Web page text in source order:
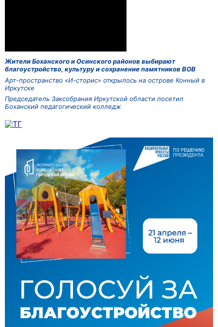
Жители Боханского и Осинского районов выбирают
благоустройство, культуру и сохранение памятников ВОВ
Арт-пространство «И-сторис» открылось на острове Конный в
Иркутске
Председатель Заксобрания Иркутской области посетил
Боханский педагогический колледж